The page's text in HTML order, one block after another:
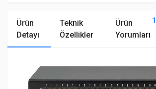
Ürün
Detayı
Teknik
Özellikler
Ürün
Yorumları
1